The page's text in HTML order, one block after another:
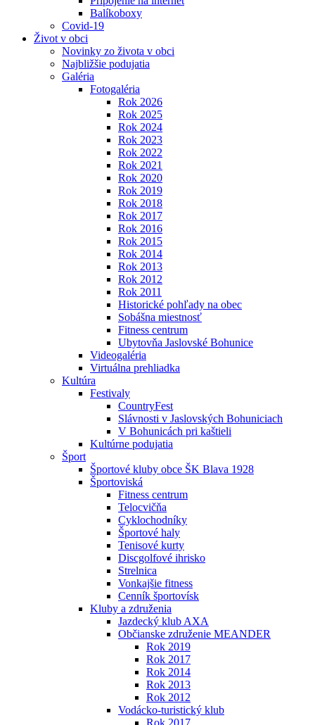
Balíkoboxy
Covid-19
Život v obci
Novinky zo života v obci
Najbližšie podujatia
Galéria
Fotogaléria
Rok 2026
Rok 2025
Rok 2024
Rok 2023
Rok 2022
Rok 2021
Rok 2020
Rok 2019
Rok 2018
Rok 2017
Rok 2016
Rok 2015
Rok 2014
Rok 2013
Rok 2012
Rok 2011
Historické pohľady na obec
Sobášna miestnosť
Fitness centrum
Ubytovňa Jaslovské Bohunice
Videogaléria
Virtuálna prehliadka
Kultúra
Festivaly
CountryFest
Slávnosti v Jaslovských Bohuniciach
V Bohunicách pri kaštieli
Kultúrne podujatia
Šport
Športové kluby obce ŠK Blava 1928
Športoviská
Fitness centrum
Telocvičňa
Cyklochodníky
Športové haly
Tenisové kurty
Discgolfové ihrisko
Strelnica
Vonkajšie fitness
Cenník športovísk
Kluby a združenia
Jazdecký klub AXA
Občianske združenie MEANDER
Rok 2019
Rok 2017
Rok 2014
Rok 2013
Rok 2012
Vodácko-turistický klub
Rok 2017